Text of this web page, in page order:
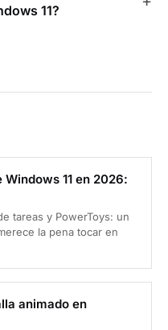
11?
11 en 2026:
tareas y PowerToys: un
la pena tocar en
animado en